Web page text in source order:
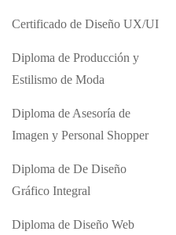
Certificado de Diseño UX/UI
Diploma de Producción y
Estilismo de Moda
Diploma de Asesoría de
Imagen y Personal Shopper
Diploma de De Diseño
Gráfico Integral
Diploma de Diseño Web